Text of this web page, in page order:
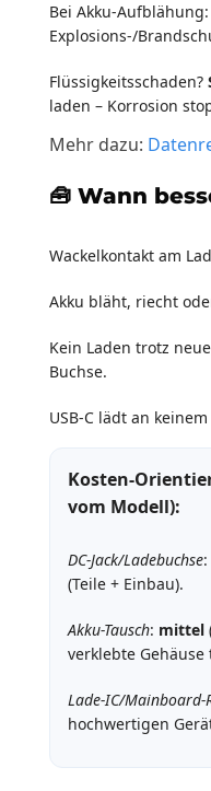
Bei Akku-
Explosions-/
Flüssigkeitsschaden?
laden – Korrosion
Mehr dazu:
🧰 Wann
Wackelkontakt am
Akku bläht, riecht
Kein Laden trotz
Buchse.
USB-C lädt an
Kosten-
vom Modell):
DC-Jack/Ladebuchse
(Teile + Einbau).
Akku-Tausch: mittel
verklebte Gehäuse
Lade-IC/Mainboard-
hochwertigen